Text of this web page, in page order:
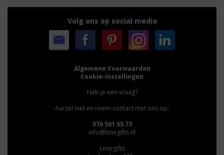
Volg ons op social media
Algemene Voorwaarden
Cookie-instellingen
Heb je een vraag?
Aarzel niet en neem contact met ons op:
076 501 55 73
info@limegifts.nl
Limegifts